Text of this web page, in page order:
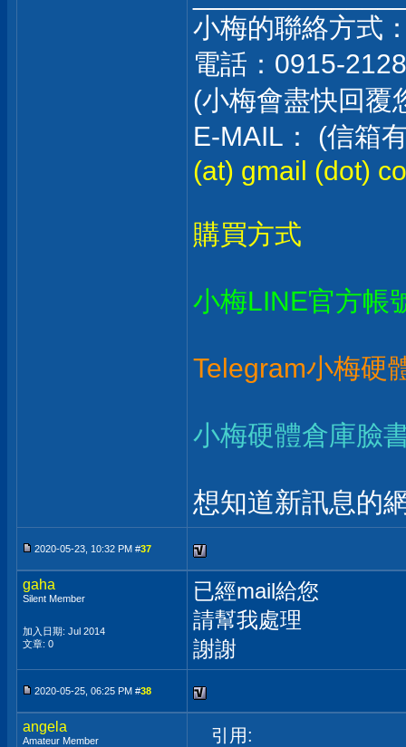
小梅的聯絡方式
電話：0915-
(小梅會盡快回覆
E-MAIL： (信箱
(at) gmail (dot)
購買方式
小梅LINE官方帳
Telegram小梅硬
小梅硬體倉庫臉
想知道新訊息的
2020-05-23, 10:32 PM #37
gaha
Silent Member
加入日期: Jul 2014
文章: 0
已經mail給您
請幫我處理
謝謝
2020-05-25, 06:25 PM #38
angela
Amateur Member 引用: